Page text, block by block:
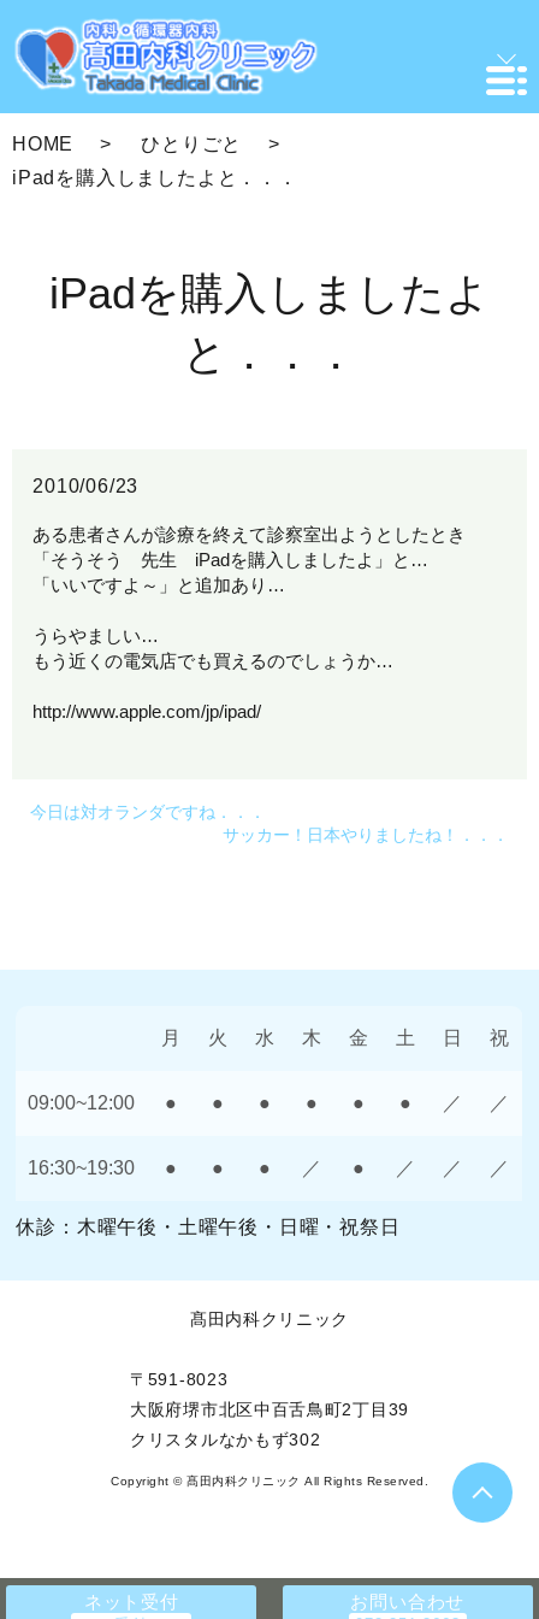
HOME
ひとりごと
iPadを購入しましたよと．．．
iPadを購入しましたよ
と．．．
2010/06/23
ある患者さんが診療を終えて診察室出ようとしたとき
「そうそう 先生 iPadを購入しましたよ」と…
「いいですよ～」と追加あり…
うらやましい…
もう近くの電気店でも買えるのでしょうか…
http://www.apple.com/jp/ipad/
今日は対オランダですね．．．
サッカー！日本やりましたね！．．．
ネット受付 お問い合わせ
月 火 水 木 金 土 日 祝
09:00~12:00 ● ● ● ● ● ● ／ ／
16:30~19:30 ● ● ● ／ ● ／ ／ ／
休診：木曜午後・土曜午後・日曜・祝祭日
髙田内科クリニック
〒591-8023
大阪府堺市北区中百舌鳥町2丁目39
クリスタルなかもず302
Copyright © 髙田内科クリニック All Rights Reserved.